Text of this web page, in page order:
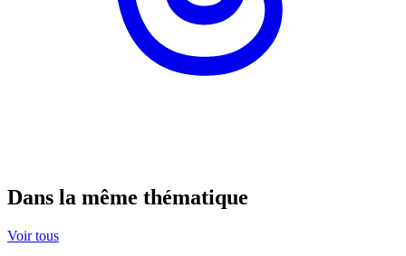
Dans la même thématique
Voir tous